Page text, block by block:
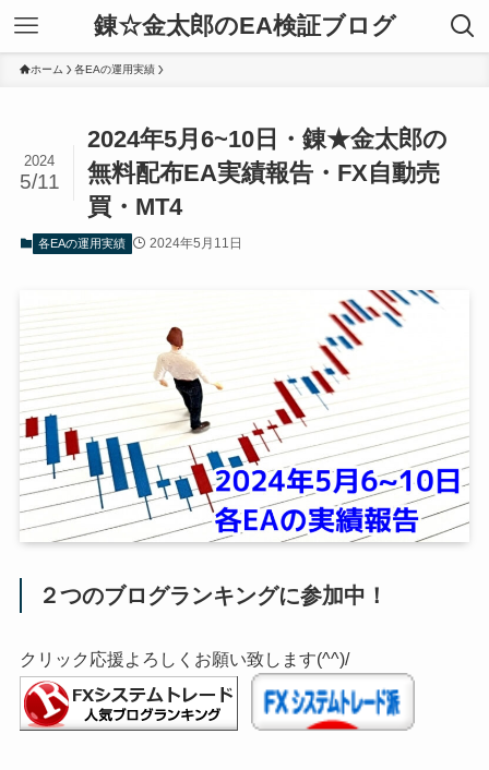
錬☆金太郎のEA検証ブログ
ホーム 各EAの運用実績
2024年5月6~10日・錬★金太郎の
無料配布EA実績報告・FX自動売
買・MT4
2024
5/11
各EAの運用実績 2024年5月11日
２つのブログランキングに参加中！
クリック応援よろしくお願い致します(^^)/